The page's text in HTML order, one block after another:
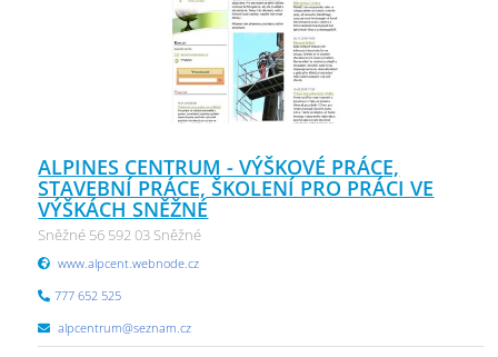
ALPINES CENTRUM - VÝŠKOVÉ PRÁCE,
STAVEBNÍ PRÁCE, ŠKOLENÍ PRO PRÁCI VE
VÝŠKÁCH SNĚŽNÉ
Sněžné 56 592 03 Sněžné
www.alpcent.webnode.cz
777 652 525
alpcentrum@seznam.cz